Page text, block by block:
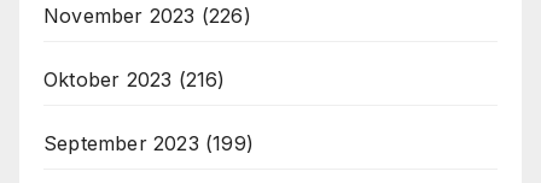
November 2023 (226)
Oktober 2023 (216)
September 2023 (199)